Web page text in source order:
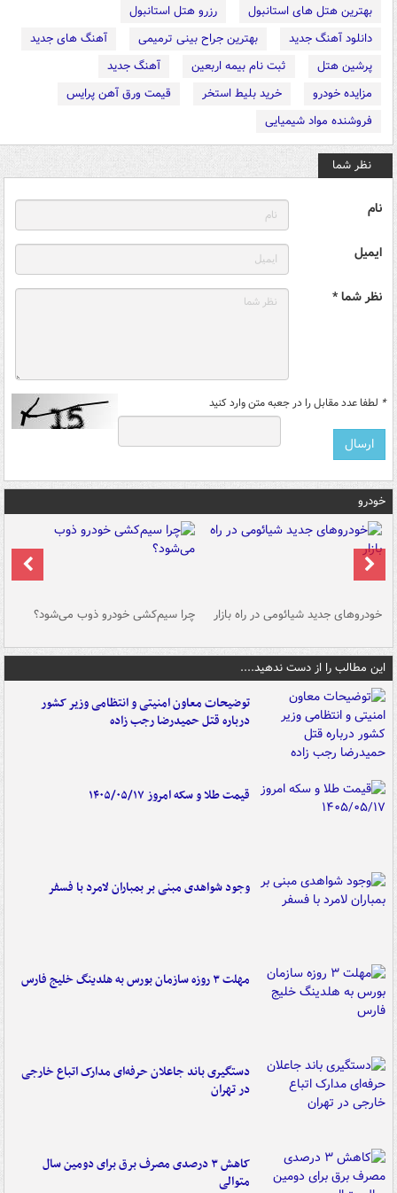
بهترین هتل های استانبول
رزرو هتل استانبول
دانلود آهنگ جدید
بهترین جراح بینی ترمیمی
آهنگ های جدید
پرشین هتل
ثبت نام بیمه اربعین
آهنگ جدید
مزایده خودرو
خرید بلیط استخر
قیمت ورق آهن پرایس
فروشنده مواد شیمیایی
نظر شما
نام
ایمیل
نظر شما *
* لطفا عدد مقابل را در جعبه متن وارد کنید
خودرو
خودروهای جدید شیائومی در راه بازار چرا سیم‌کشی خودرو ذوب می‌شود؟
این مطالب را از دست ندهید....
توضیحات معاون امنیتی و انتظامی وزیر کشور
درباره قتل حمیدرضا رجب زاده
قیمت طلا و سکه امروز ۱۴۰۵/۰۵/۱۷
وجود شواهدی مبنی بر بمباران لامرد با فسفر
مهلت ۳ روزه سازمان بورس به هلدینگ خلیج فارس
دستگیری باند جاعلان حرفه‌ای مدارک اتباع خارجی
در تهران
کاهش ۳ درصدی مصرف برق برای دومین سال
متوالی